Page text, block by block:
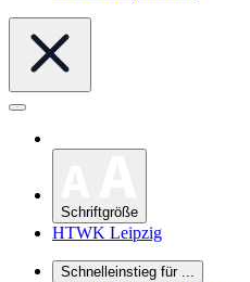
Schriftgröße
HTWK Leipzig
Schnelleinstieg für ...